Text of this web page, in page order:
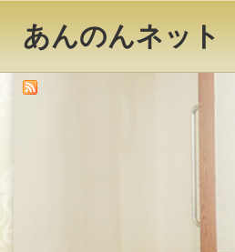
あんのんネッ